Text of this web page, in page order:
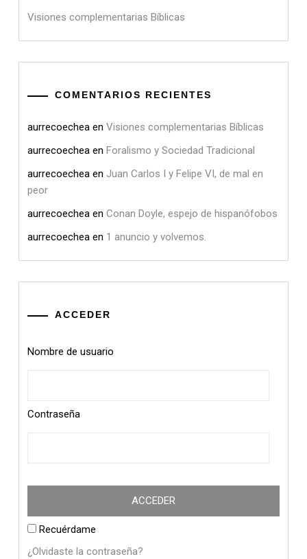
Visiones complementarias Bíblicas
COMENTARIOS RECIENTES
aurrecoechea en Visiones complementarias Bíblicas
aurrecoechea en Foralismo y Sociedad Tradicional
aurrecoechea en Juan Carlos I y Felipe VI, de mal en
peor
aurrecoechea en Conan Doyle, espejo de hispanófobos
aurrecoechea en 1 anuncio y volvemos.
ACCEDER
Nombre de usuario
Contraseña
Recuérdame
¿Olvidaste la contraseña?